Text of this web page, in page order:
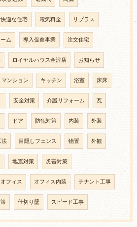
快適な住宅 電気料金 リプラス
ム 導入促進事業 注文住宅
ロイヤルハウス金沢店 お知らせ
マンション キッチン 浴室 床床
安全対策 介護リフォーム 瓦
ドア 防犯対策 内装 外装
法 目隠しフェンス 物置 外観
地震対策 災害対策
フィス オフィス内装 テナント工事
仕切り壁 スピード工事